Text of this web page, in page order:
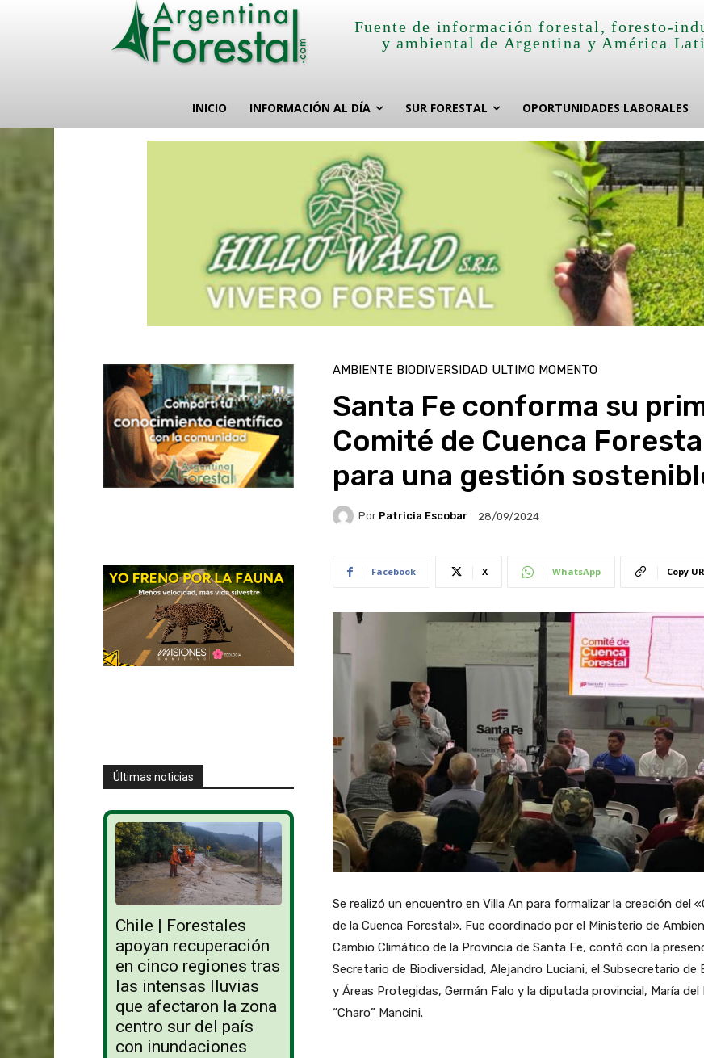
Fuente de información forestal, foresto-
y ambiental de Argentina y América
INICIO INFORMACIÓN AL DÍA SUR FORESTAL OPORTUNIDADES LABORALES
Últimas noticias
Chile | Forestales
apoyan recuperación
en cinco regiones tras
las intensas lluvias
que afectaron la zona
centro sur del país
con inundaciones
AMBIENTE BIODIVERSIDAD ULTIMO MOMENTO
Santa Fe conforma su
Comité de Cuenca
para una gestión
Por Patricia Escobar 28/09/2024
Facebook X WhatsApp Copy
Se realizó un encuentro en Villa An para formalizar la creación del
de la Cuenca Forestal». Fue coordinado por el Ministerio de
Cambio Climático de la Provincia de Santa Fe, contó con la
Secretario de Biodiversidad, Alejandro Luciani; el Subsecretario de
y Áreas Protegidas, Germán Falo y la diputada provincial, María del
“Charo” Mancini.